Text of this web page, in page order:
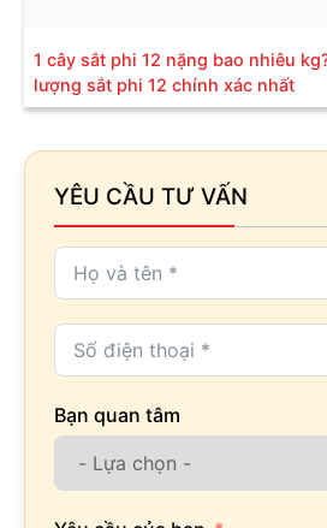
1 cây sắt phi 12 nặng bao nhiêu
lượng sắt phi 12 chính xác nhất
YÊU CẦU TƯ VẤN
Bạn quan tâm